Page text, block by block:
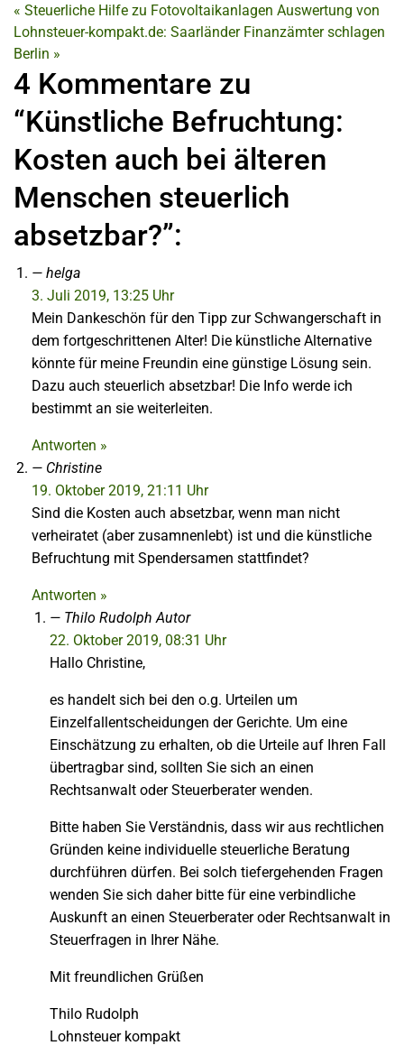
« Steuerliche Hilfe zu Fotovoltaikanlagen Auswertung von
Lohnsteuer-kompakt.de: Saarländer Finanzämter schlagen
Berlin »
4 Kommentare zu
“Künstliche Befruchtung:
Kosten auch bei älteren
Menschen steuerlich
absetzbar?”:
helga
3. Juli 2019, 13:25 Uhr
Mein Dankeschön für den Tipp zur Schwangerschaft in
dem fortgeschrittenen Alter! Die künstliche Alternative
könnte für meine Freundin eine günstige Lösung sein.
Dazu auch steuerlich absetzbar! Die Info werde ich
bestimmt an sie weiterleiten.
Antworten »
Christine
19. Oktober 2019, 21:11 Uhr
Sind die Kosten auch absetzbar, wenn man nicht
verheiratet (aber zusamnenlebt) ist und die künstliche
Befruchtung mit Spendersamen stattfindet?
Antworten »
Thilo RudolphAutor
22. Oktober 2019, 08:31 Uhr
Hallo Christine,
es handelt sich bei den o.g. Urteilen um
Einzelfallentscheidungen der Gerichte. Um eine
Einschätzung zu erhalten, ob die Urteile auf Ihren Fall
übertragbar sind, sollten Sie sich an einen
Rechtsanwalt oder Steuerberater wenden.
Bitte haben Sie Verständnis, dass wir aus rechtlichen
Gründen keine individuelle steuerliche Beratung
durchführen dürfen. Bei solch tiefergehenden Fragen
wenden Sie sich daher bitte für eine verbindliche
Auskunft an einen Steuerberater oder Rechtsanwalt in
Steuerfragen in Ihrer Nähe.
Mit freundlichen Grüßen
Thilo Rudolph
Lohnsteuer kompakt